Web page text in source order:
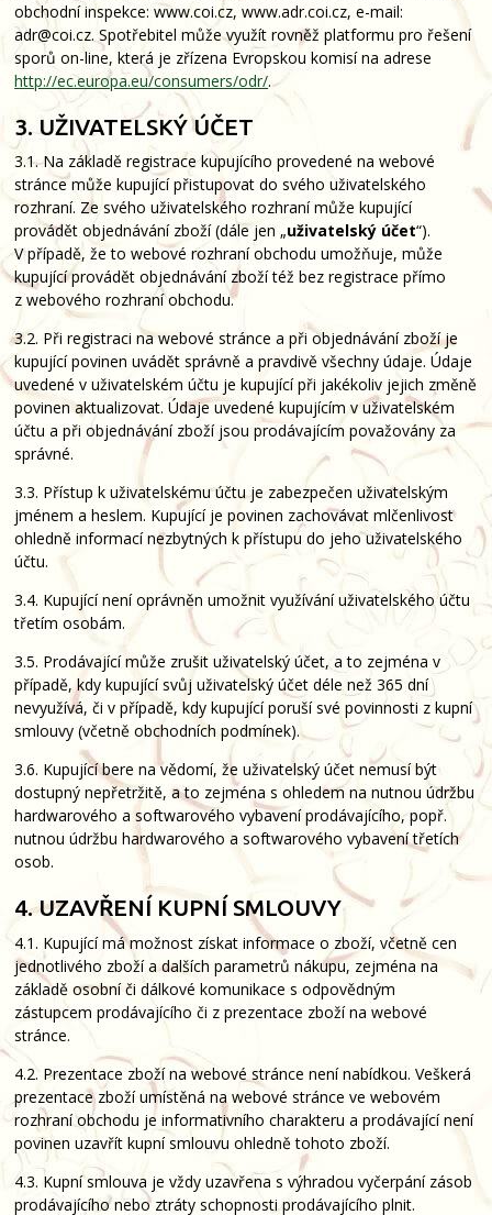
obchodní inspekce: www.coi.cz, www.adr.coi.cz, e-mail:
adr@coi.cz. Spotřebitel může využít rovněž platformu pro řešení
sporů on-line, která je zřízena Evropskou komisí na adrese
http://ec.europa.eu/consumers/odr/.
3. UŽIVATELSKÝ ÚČET
3.1. Na základě registrace kupujícího provedené na webové
stránce může kupující přistupovat do svého uživatelského
rozhraní. Ze svého uživatelského rozhraní může kupující
provádět objednávání zboží (dále jen „uživatelský účet“).
V případě, že to webové rozhraní obchodu umožňuje, může
kupující provádět objednávání zboží též bez registrace přímo
z webového rozhraní obchodu.
3.2. Při registraci na webové stránce a při objednávání zboží je
kupující povinen uvádět správně a pravdivě všechny údaje. Údaje
uvedené v uživatelském účtu je kupující při jakékoliv jejich změně
povinen aktualizovat. Údaje uvedené kupujícím v uživatelském
účtu a při objednávání zboží jsou prodávajícím považovány za
správné.
3.3. Přístup k uživatelskému účtu je zabezpečen uživatelským
jménem a heslem. Kupující je povinen zachovávat mlčenlivost
ohledně informací nezbytných k přístupu do jeho uživatelského
účtu.
3.4. Kupující není oprávněn umožnit využívání uživatelského účtu
třetím osobám.
3.5. Prodávající může zrušit uživatelský účet, a to zejména v
případě, kdy kupující svůj uživatelský účet déle než 365 dní
nevyužívá, či v případě, kdy kupující poruší své povinnosti z kupní
smlouvy (včetně obchodních podmínek).
3.6. Kupující bere na vědomí, že uživatelský účet nemusí být
dostupný nepřetržitě, a to zejména s ohledem na nutnou údržbu
hardwarového a softwarového vybavení prodávajícího, popř.
nutnou údržbu hardwarového a softwarového vybavení třetích
osob.
4. UZAVŘENÍ KUPNÍ SMLOUVY
4.1. Kupující má možnost získat informace o zboží, včetně cen
jednotlivého zboží a dalších parametrů nákupu, zejména na
základě osobní či dálkové komunikace s odpovědným
zástupcem prodávajícího či z prezentace zboží na webové
stránce.
4.2. Prezentace zboží na webové stránce není nabídkou. Veškerá
prezentace zboží umístěná na webové stránce ve webovém
rozhraní obchodu je informativního charakteru a prodávající není
povinen uzavřít kupní smlouvu ohledně tohoto zboží.
4.3. Kupní smlouva je vždy uzavřena s výhradou vyčerpání zásob
prodávajícího nebo ztráty schopnosti prodávajícího plnit.